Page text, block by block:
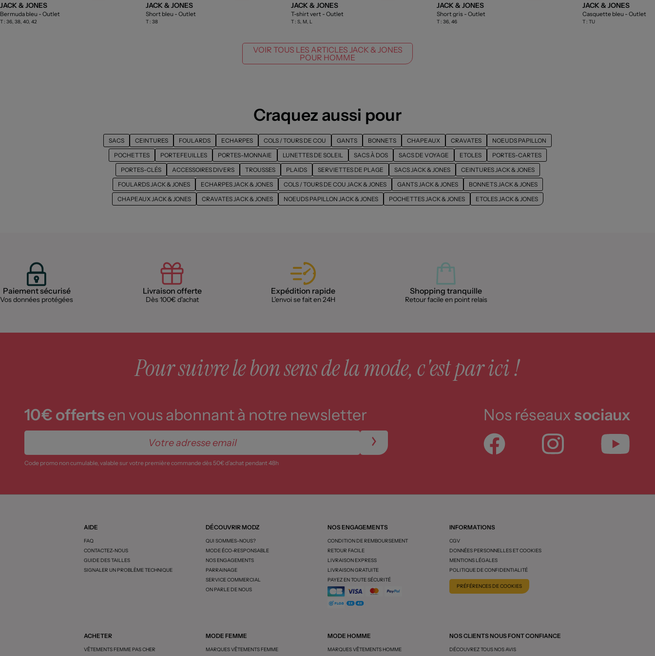
JACK & JONES
Bermuda bleu - Outlet
T : 36, 38, 40, 42
JACK & JONES
Short bleu - Outlet
T : 38
JACK & JONES
T-shirt vert - Outlet
T :S, M, L
JACK & JONES
Short gris - Outlet
T :36, 46
JACK & JONES
Casquette bleu - Outlet
T : TU
VOIR TOUS LES ARTICLES JACK & JONES
POUR HOMME
Craquez aussi pour
SACS CEINTURES FOULARDS ECHARPES COLS / TOURS DE COU GANTS BONNETS CHAPEAUX CRAVATES
NOEUDS PAPILLON
POCHETTES
PORTEFEUILLES PORTES-MONNAIE LUNETTES DE SOLEIL SACS À DOS SACS DE VOYAGE ETOLES
PORTES-CARTES
PORTES-CLÉS
ACCESSOIRES DIVERS TROUSSES PLAIDS SERVIETTES DE PLAGE SACS JACK & JONES
CEINTURES JACK & JONES
FOULARDS JACK & JONES
ECHARPES JACK & JONES COLS / TOURS DE COU JACK & JONES GANTS JACK & JONES
BONNETS JACK & JONES
CHAPEAUX JACK & JONES
CRAVATES JACK & JONES NOEUDS PAPILLON JACK & JONES POCHETTES JACK & JONES ETOLES JACK & JONES
Paiement sécurisé
Vos données protégées
Livraison offerte
Dès 100€ d'achat
Expédition rapide
L'envoi se fait en 24H
Shopping tranquille
Retour facile en point relais
Pour suivre le bon sens de la mode, c'est par ici !
10€ offerts en vous abonnant à notre newsletter
Code promo non cumulable, valable sur votre première commande dès 50€ d’achat pendant 48h
Nos réseaux sociaux
AIDE
FAQ
CONTACTEZ-NOUS
GUIDE DES TAILLES
SIGNALER UN PROBLÈME TECHNIQUE
DÉCOUVRIR MODZ
QUI SOMMES-NOUS?
MODE ÉCO-RESPONSABLE
NOS ENGAGEMENTS
PARRAINAGE
SERVICE COMMERCIAL
ON PARLE DE NOUS
NOS ENGAGEMENTS
CONDITION DE REMBOURSEMENT
RETOUR FACILE
LIVRAISON EXPRESS
LIVRAISON GRATUITE
PAYEZ EN TOUTE SÉCURITÉ
INFORMATIONS
CGV
DONNÉES PERSONNELLES ET COOKIES
MENTIONS LÉGALES
POLITIQUE DE CONFIDENTIALITÉ
PRÉFÉRENCES DE COOKIES
ACHETER
VÊTEMENTS FEMME PAS CHER
MODE FEMME
MARQUES VÊTEMENTS FEMME
MODE HOMME
MARQUES VÊTEMENTS HOMME
NOS CLIENTS NOUS FONT CONFIANCE
DÉCOUVREZ TOUS NOS AVIS